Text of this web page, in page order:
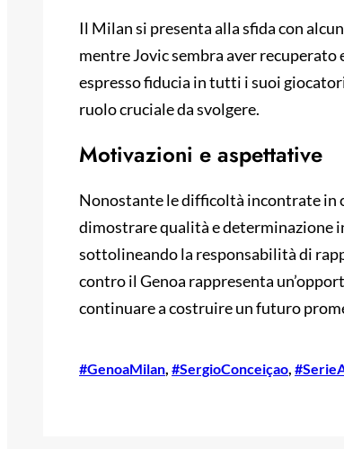
Il Milan si presenta alla sfida con
mentre Jovic sembra aver recuperato
espresso fiducia in tutti i suoi
ruolo cruciale da svolgere.
Motivazioni e aspettative
Nonostante le difficoltà incontrate in
dimostrare qualità e determinazione
sottolineando la responsabilità di
contro il Genoa rappresenta
continuare a costruire un futuro
#GenoaMilan, #SergioConceiçao,